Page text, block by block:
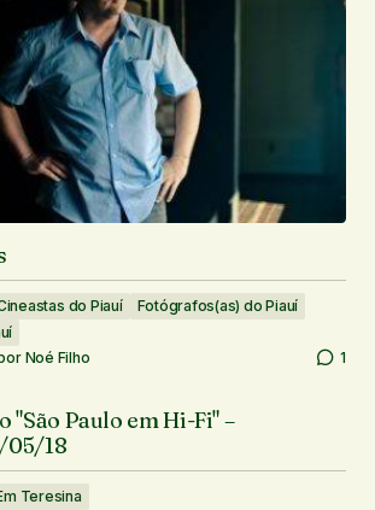
do Piauí
Fotógrafos(as) do Piauí
Noé Filho 1
Paulo em Hi-Fi" –
05/18
Teresina